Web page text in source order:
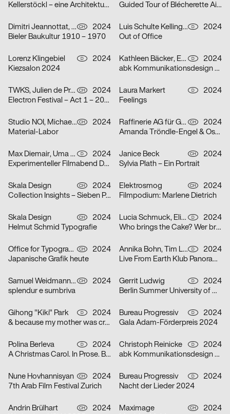
Kellerstöckl – eine Architekturtypologie im Südburgenland
Guided Tour of Blécherette Airport
Dimitri Jeannottat, Marjeta Morinc CH
2024
Bieler Baukultur 1910 – 1970
Luis Schulte Kellinghaus, Julius Geyer, Max Reichert D
2024
Out of Office
Lorenz Klingebiel D
2024
Kiezsalon 2024
Kathleen Bäcker, Emma Dreiucker, Julius Geyer, Max Reichert D
2024
abk Kommunikationsdesign Workshops
TWKS, Julien de Preux, Mathilde Veuthey CH
2024
Electron Festival – Act 1 – 2024
Laura Markert D
2024
Feelings
Studio NOI, Michael Lio CH
2024
Material-Labor
Raffinerie AG für Gestaltung CH
2024
Amanda Tröndle-Engel & Oskar Tröndle
Max Diemair, Uma Grotrian-Steinweg D
2024
Experimenteller Filmabend Dunst
Janice Beck CH
2024
Sylvia Plath – Ein Portrait
Skala Design CH
2024
Collection Insights – Sieben Perspektiven
Elektrosmog CH
2024
Filmpodium: Marlene Dietrich
Skala Design CH
2024
Helmut Schmid Typografie
Lucia Schmuck, Elisabeth Thoma D
2024
Who brings the Cake? Wer bringt den Kuchen?
Office for Typography CH
2024
Japanische Grafik heute
Annika Bohn, Tim Lindacher, Johannes Schreiner, Nina Sticher D
2024
Live From Earth Klub Panorama Bar
Samuel Weidmann, Coralie Wipf CH
2024
splendur e sumbriva
Gerrit Ludwig D
2024
Berlin Summer University of Arts 2025
Gihong "Kiki" Park D
2024
& because my mother was crazy
Bureau Progressiv D
2024
Gala Adam-Förderpreis 2024
Polina Berleva D
2024
A Christmas Carol. In Prose. Being a Ghost Story of Christmas.
Christoph Reinicke D
2024
abk Kommunikationsdesign Workshops
Nune Hovhannisyan CH
2024
7th Arab Film Festival Zurich
Bureau Progressiv D
2024
Nacht der Lieder 2024
Andrin Brülhart CH
2024
Maximage CH
2024